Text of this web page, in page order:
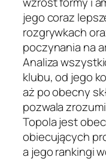
jego coraz
rozgrywkach
poczynania na
Analiza
klubu, od jego
aż po obecny
pozwala
Topola jest
obiecujących
a jego rankingi